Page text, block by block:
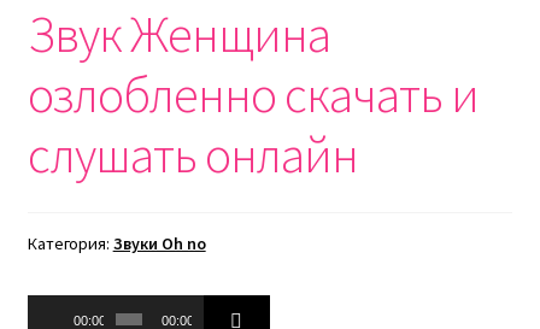
Звук Женщина
озлобленно скачать и
слушать онлайн
Категория: Звуки Oh no
Аудиоплеер
00:00 00:00